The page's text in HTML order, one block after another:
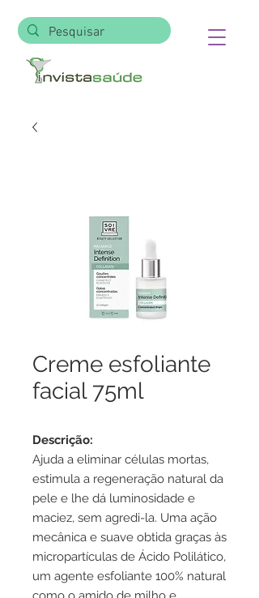
Creme esfoliante
facial 75ml
Descrição:
Ajuda a eliminar células mortas,
estimula a regeneração natural da
pele e lhe dá luminosidade e
maciez, sem agredi-la. Uma ação
mecânica e suave obtida graças às
micropartículas de Ácido Polilático,
um agente esfoliante 100% natural